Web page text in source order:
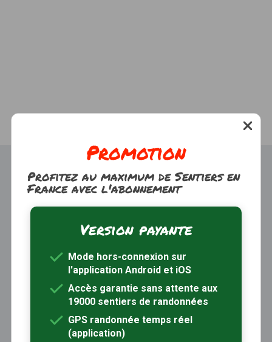
Trouver une randonnée À propos
Inscription / Connexion
Abonnement Rando+ Calendrier randos
Promotion
Profitez au maximum de Sentiers en
France avec l'abonnement
Version payante
Mode hors-connexion sur
l'application Android et iOS
Accès garantie sans attente aux
19000 sentiers de randonnées
GPS randonnée temps réel
(application)